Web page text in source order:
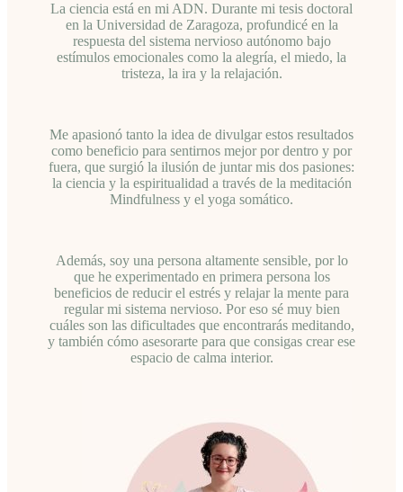
La ciencia está en mi ADN. Durante mi tesis doctoral
en la Universidad de Zaragoza, profundicé en la
respuesta del sistema nervioso autónomo bajo
estímulos emocionales como la alegría, el miedo, la
tristeza, la ira y la relajación.
Me apasionó tanto la idea de divulgar estos resultados
como beneficio para sentirnos mejor por dentro y por
fuera, que surgió la ilusión de juntar mis dos pasiones:
la ciencia y la espiritualidad a través de la meditación
Mindfulness y el yoga somático.
Además, soy una persona altamente sensible, por lo
que he experimentado en primera persona los
beneficios de reducir el estrés y relajar la mente para
regular mi sistema nervioso. Por eso sé muy bien
cuáles son las dificultades que encontrarás meditando,
y también cómo asesorarte para que consigas crear ese
espacio de calma interior.